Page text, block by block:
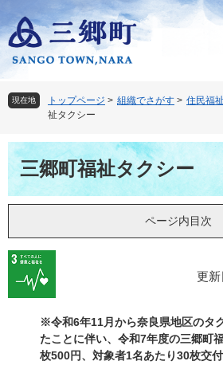
ー
ジ
頭
で
。
ニ
ュ
飛
ば
て
現在地 トップページ > 組織でさがす > 住民福
祉タクシー
本
文三郷町福祉タクシー
ページ内目次
更新
※令和6年11月から奈良県地区のタ
たことに伴い、令和7年度の三郷町
枚500円、対象者1名あたり30枚交